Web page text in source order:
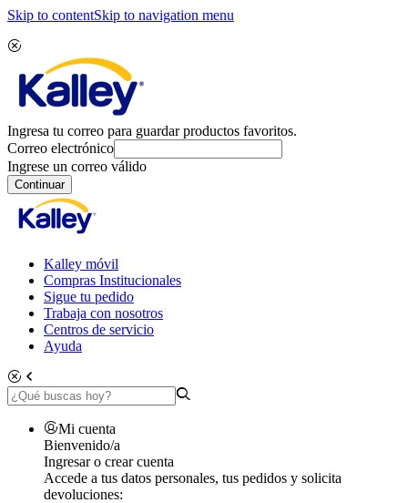
Skip to contentSkip to navigation menu
Ingresa tu correo para guardar productos favoritos.
Correo electrónico
Ingrese un correo válido
Continuar
Kalley móvil
Compras Institucionales
Sigue tu pedido
Trabaja con nosotros
Centros de servicio
Ayuda
Mi cuenta
Bienvenido/a
Ingresar o crear cuenta
Accede a tus datos personales, tus pedidos y solicita
devoluciones: